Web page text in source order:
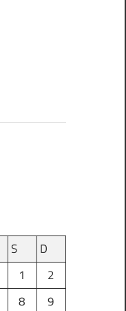
S
D
1
2
8
9